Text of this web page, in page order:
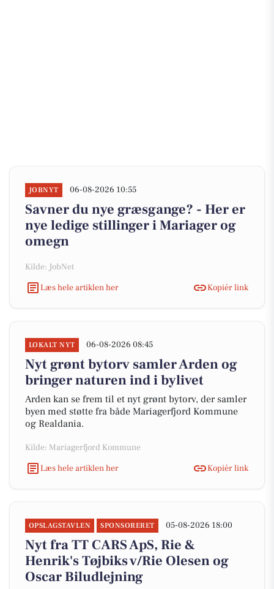
JOBNYT 06-08-2026 10:55
Savner du nye græsgange? - Her er
nye ledige stillinger i Mariager og
omegn
Kilde: JobNet
Læs hele artiklen her
Kopiér link
LOKALT NYT 06-08-2026 08:45
Nyt grønt bytorv samler Arden og
bringer naturen ind i bylivet
Arden kan se frem til et nyt grønt bytorv, der samler
byen med støtte fra både Mariagerfjord Kommune
og Realdania.
Kilde: Mariagerfjord Kommune
Læs hele artiklen her
Kopiér link
OPSLAGSTAVLEN SPONSORERET 05-08-2026 18:00
Nyt fra TT CARS ApS, Rie &
Henrik's Tøjbiks v/Rie Olesen og
Oscar Biludlejning